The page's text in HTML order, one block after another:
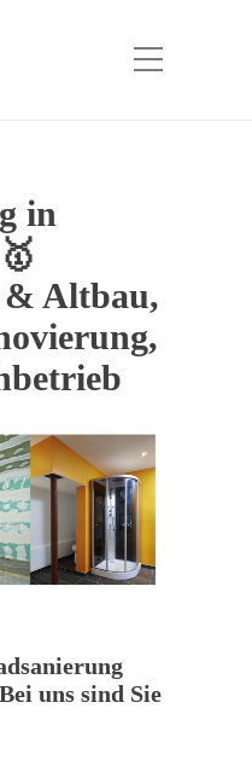
in
& Altbau,
uns sind Sie